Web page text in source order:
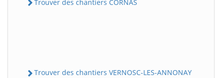
Trouver des chantiers CORNAS
Trouver des chantiers VERNOSC-LES-ANNONAY